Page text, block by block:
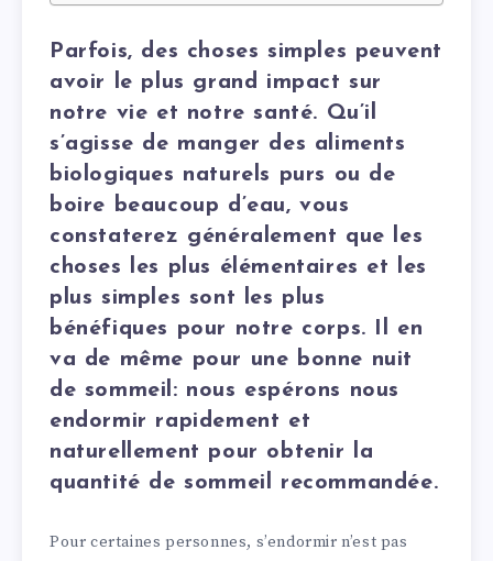
Parfois, des choses simples peuvent
avoir le plus grand impact sur
notre vie et notre santé. Qu’il
s’agisse de manger des aliments
biologiques naturels purs ou de
boire beaucoup d’eau, vous
constaterez généralement que les
choses les plus élémentaires et les
plus simples sont les plus
bénéfiques pour notre corps. Il en
va de même pour une bonne nuit
de sommeil: nous espérons nous
endormir rapidement et
naturellement pour obtenir la
quantité de sommeil recommandée.
Pour certaines personnes, s’endormir n’est pas